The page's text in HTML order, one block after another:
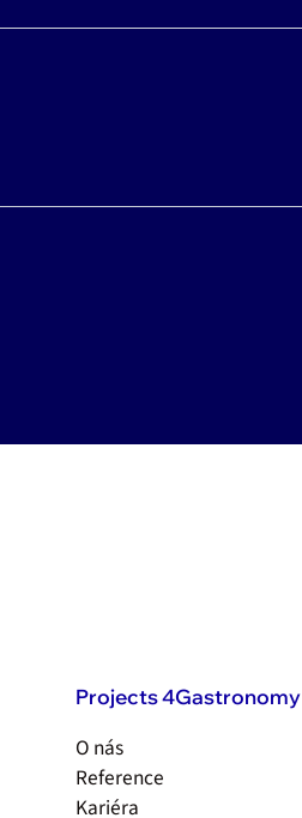
Projects 4Gastronomy
O nás
Reference
Kariéra